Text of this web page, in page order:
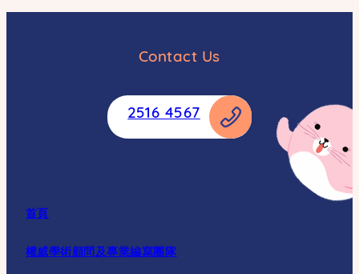
Email
Contact Us
2516 4567
首頁
權威學術顧問及專業編寫團隊